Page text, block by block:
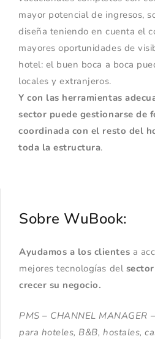
mayor potencial de ingresos,
diseña teniendo en cuenta el
mayores oportunidades de
hotel: el buen boca a boca
locales y extranjeros.
Y con las herramientas
sector puede gestionarse de
coordinada con el resto del
toda la estructura.
Sobre WuBook:
Ayudamos a los clientes a
mejores tecnologías del
crecer su negocio.
PMS – CHANNEL MANAGER
para hoteles, B&B, hostales,